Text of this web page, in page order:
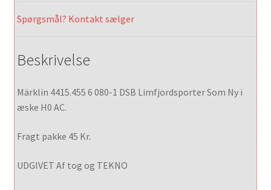
Spørgsmål? Kontakt sælger
Beskrivelse
Märklin 4415.455 6 080-1 DSB Limfjordsporter Som Ny i
æske H0 AC.
Fragt pakke 45 Kr.
UDGIVET Af tog og TEKNO